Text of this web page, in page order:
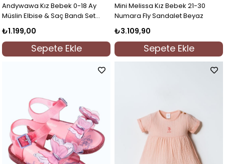
Andywawa Kız Bebek 0-18 Ay
Müslin Elbise & Saç Bandı Set
₺1.199,00
Sepete Ekle
Mini Melissa Kız Bebek 21-30
Numara Fly Sandalet Beyaz
₺3.109,90
Sepete Ekle